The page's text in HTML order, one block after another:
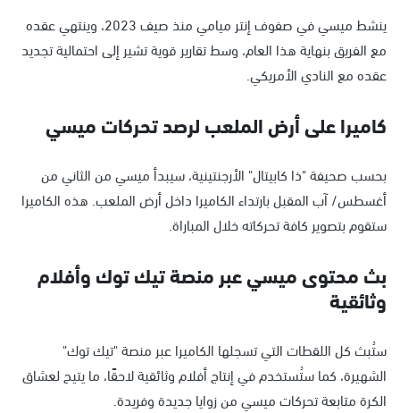
ينشط ميسي في صفوف إنتر ميامي منذ صيف 2023، وينتهي عقده
مع الفريق بنهاية هذا العام، وسط تقارير قوية تشير إلى احتمالية تجديد
عقده مع النادي الأمريكي.
كاميرا على أرض الملعب لرصد تحركات ميسي
بحسب صحيفة "ذا كابيتال" الأرجنتينية، سيبدأ ميسي من الثاني من
أغسطس/ آب المقبل بارتداء الكاميرا داخل أرض الملعب. هذه الكاميرا
ستقوم بتصوير كافة تحركاته خلال المباراة.
بث محتوى ميسي عبر منصة تيك توك وأفلام
وثائقية
ستُبث كل اللقطات التي تسجلها الكاميرا عبر منصة "تيك توك"
الشهيرة، كما ستُستخدم في إنتاج أفلام وثائقية لاحقًا، ما يتيح لعشاق
الكرة متابعة تحركات ميسي من زوايا جديدة وفريدة.